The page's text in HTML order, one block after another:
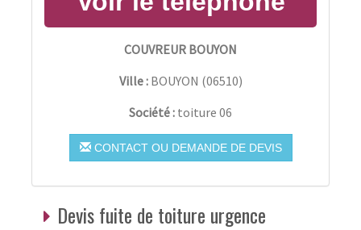
COUVREUR BOUYON
Ville : BOUYON (06510)
Société : toiture 06
CONTACT OU DEMANDE DE DEVIS
Devis fuite de toiture urgence